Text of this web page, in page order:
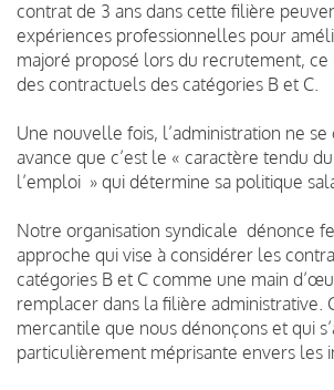
contrat de 3 ans dans cette filière
expériences professionnelles pour
majoré proposé lors du recrutement, ce
des contractuels des catégories B et C.
Une nouvelle fois, l’administration ne se
avance que c’est le « caractère tendu
l’emploi » qui détermine sa politique
Notre organisation syndicale dénonce
approche qui vise à considérer les
catégories B et C comme une main
remplacer dans la filière administrative.
mercantile que nous dénonçons et qui
particulièrement méprisante envers les